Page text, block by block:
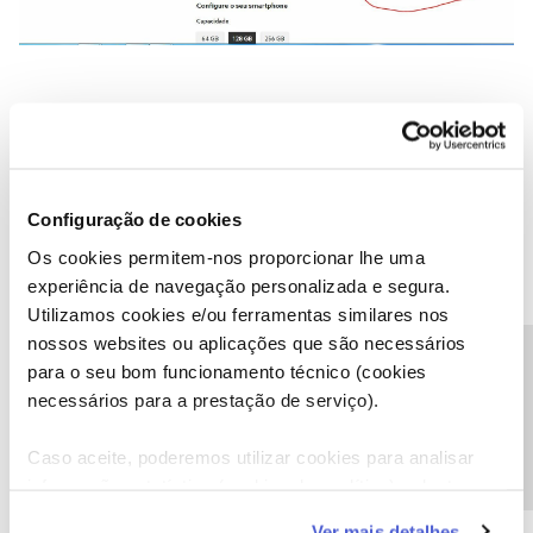
Configuração de cookies
Os cookies permitem-nos proporcionar lhe uma
experiência de navegação personalizada e segura.
Utilizamos cookies e/ou ferramentas similares nos
nossos websites ou aplicações que são necessários
para o seu bom funcionamento técnico (cookies
necessários para a prestação de serviço).
Caso aceite, poderemos utilizar cookies para analisar
Mariana Rodrigues Tavares
Boa noite.
Gostaria de saber quando é que renovam o stock do IPhone 11
128gb.
Obrigada!!